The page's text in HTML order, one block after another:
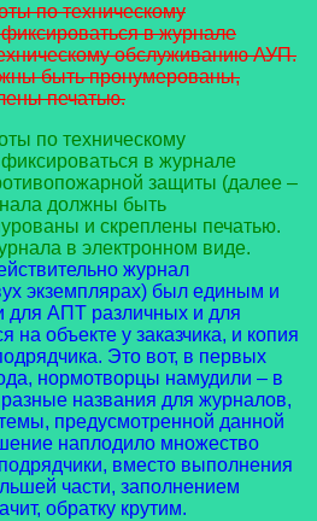
по техническому
в журнале
обслуживанию АУП.
быть пронумерованы,
печатью.
по техническому
в журнале
защиты (далее –
должны быть
и скреплены печатью.
в электронном виде.
журнал
экземплярах) был единым и
АПТ различных и для
на объекте у заказчика, и копия
Это вот, в первых
нормотворцы намудили – в
названия для журналов,
предусмотренной данной
наплодило множество
вместо выполнения
части, заполнением
обратку крутим.